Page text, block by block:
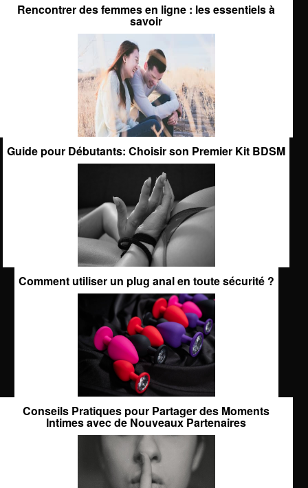
Rencontrer des femmes en ligne : les essentiels à
savoir
Guide pour Débutants: Choisir son Premier Kit BDSM
Comment utiliser un plug anal en toute sécurité ?
Conseils Pratiques pour Partager des Moments
Intimes avec de Nouveaux Partenaires